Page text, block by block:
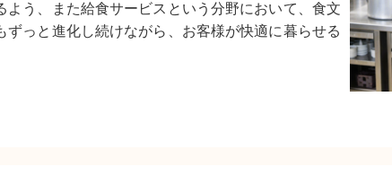
よう、また給食サービスという分野において、食文
ずっと進化し続けながら、お客様が快適に暮らせる